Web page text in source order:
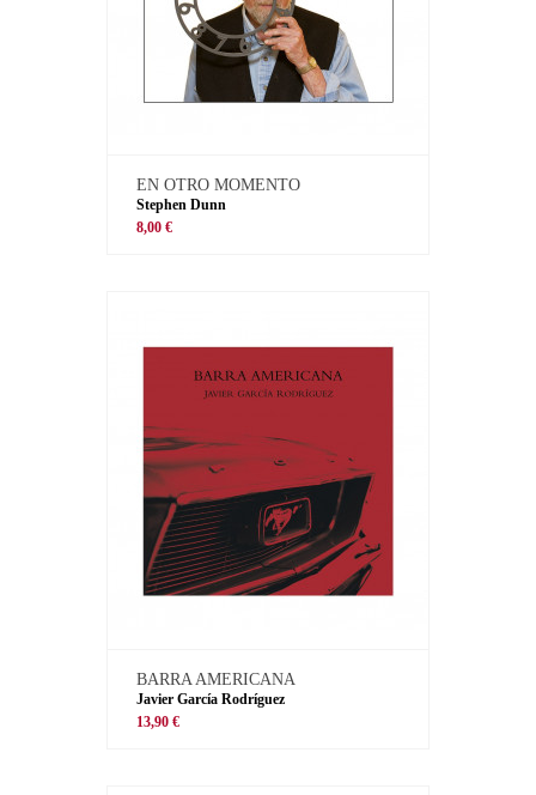
EN OTRO MOMENTO
Stephen Dunn
8,00 €
BARRA AMERICANA
Javier García Rodríguez
13,90 €